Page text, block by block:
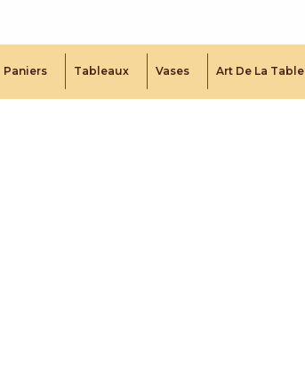
Paniers Tableaux Vases Art De La Table